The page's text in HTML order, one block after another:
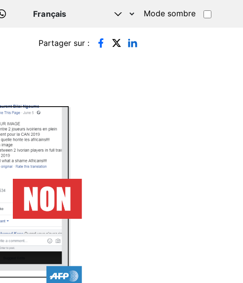
WHATSAPP
Mode sombre
Partager sur :